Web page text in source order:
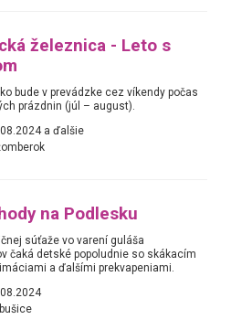
železnica - Leto s
bude v prevádzke cez víkendy počas
prázdnin (júl – august).
a ďalšie
na Podlesku
súťaže vo varení guláša
čaká detské popoludnie so skákacím
a ďalšími prekvapeniami.